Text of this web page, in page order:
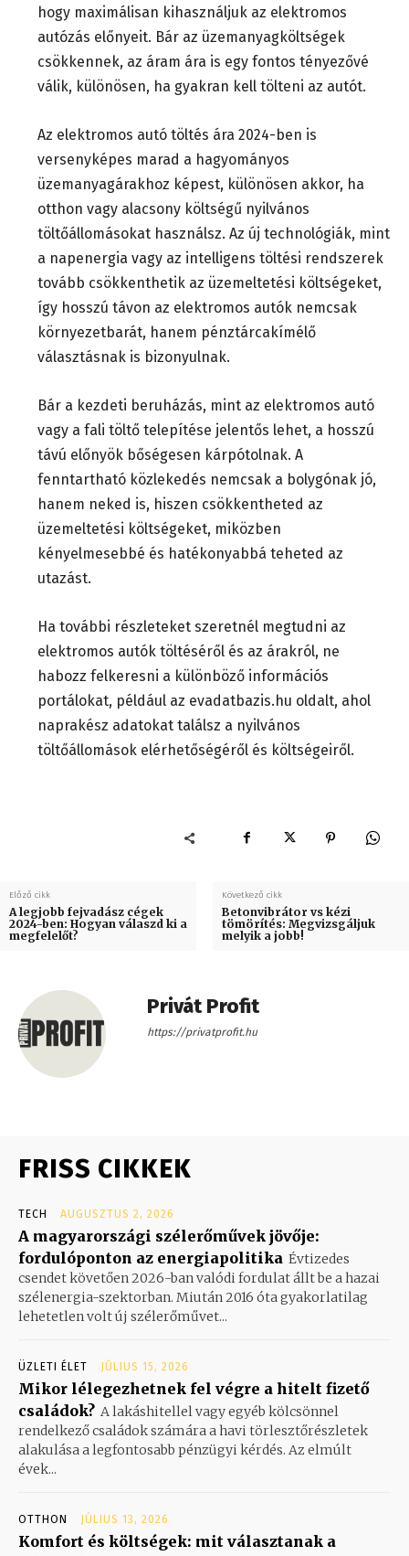
hogy maximálisan kihasználjuk az elektromos
autózás előnyeit. Bár az üzemanyagköltségek
csökkennek, az áram ára is egy fontos tényezővé
válik, különösen, ha gyakran kell tölteni az autót.
Az elektromos autó töltés ára 2024-ben is
versenyképes marad a hagyományos
üzemanyagárakhoz képest, különösen akkor, ha
otthon vagy alacsony költségű nyilvános
töltőállomásokat használsz. Az új technológiák, mint
a napenergia vagy az intelligens töltési rendszerek
tovább csökkenthetik az üzemeltetési költségeket,
így hosszú távon az elektromos autók nemcsak
környezetbarát, hanem pénztárcakímélő
választásnak is bizonyulnak.
Bár a kezdeti beruházás, mint az elektromos autó
vagy a fali töltő telepítése jelentős lehet, a hosszú
távú előnyök bőségesen kárpótolnak. A
fenntartható közlekedés nemcsak a bolygónak jó,
hanem neked is, hiszen csökkentheted az
üzemeltetési költségeket, miközben
kényelmesebbé és hatékonyabbá teheted az
utazást.
Ha további részleteket szeretnél megtudni az
elektromos autók töltéséről és az árakról, ne
habozz felkeresni a különböző információs
portálokat, például az evadatbazis.hu oldalt, ahol
naprakész adatokat találsz a nyilvános
töltőállomások elérhetőségéről és költségeiről.
Előző cikk
A legjobb fejvadász cégek
2024-ben: Hogyan válaszd ki a
megfelelőt?
Következő cikk
Betonvibrátor vs kézi
tömörítés: Megvizsgáljuk
melyik a jobb!
Privát Profit
https://privatprofit.hu
FRISS CIKKEK
TECH AUGUSZTUS 2, 2026
A magyarországi szélerőművek jövője:
fordulóponton az energiapolitika Évtizedes
csendet követően 2026-ban valódi fordulat állt be a hazai
szélenergia-szektorban. Miután 2016 óta gyakorlatilag
lehetetlen volt új szélerőművet...
ÜZLETI ÉLET JÚLIUS 15, 2026
Mikor lélegezhetnek fel végre a hitelt fizető
családok? A lakáshitellel vagy egyéb kölcsönnel
rendelkező családok számára a havi törlesztőrészletek
alakulása a legfontosabb pénzügyi kérdés. Az elmúlt
évek...
OTTHON JÚLIUS 13, 2026
Komfort és költségek: mit választanak a